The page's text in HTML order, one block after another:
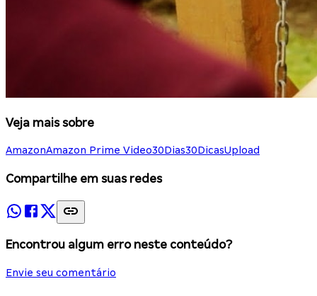
Veja mais sobre
AmazonAmazon Prime Video30Dias30DicasUpload
Compartilhe em suas redes
Encontrou algum erro neste conteúdo?
Envie seu comentário